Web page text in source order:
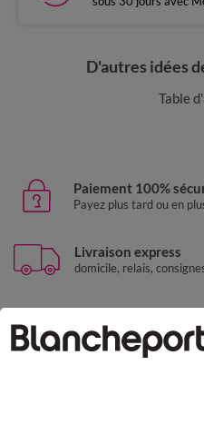
D'autres idées
Table
Paiement 100%
Payez plus tard ou en
Livraison express
domicile, relais,
sous 30 jours avec